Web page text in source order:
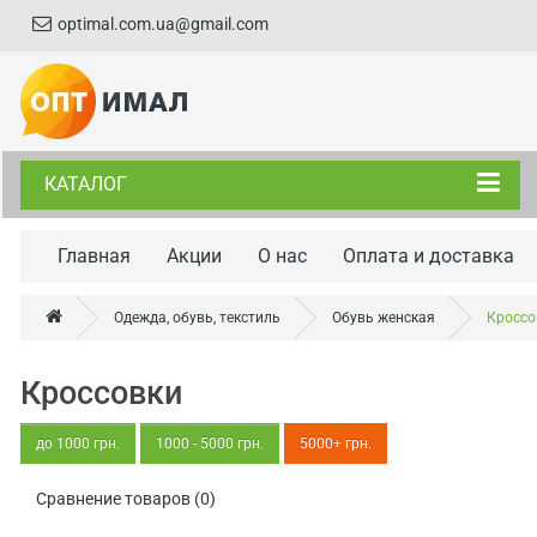
optimal.com.ua@gmail.com
КАТАЛОГ
Главная Акции О нас Оплата и доставка
Одежда, обувь, текстиль Обувь женская
Кроссовки
до 1000 грн. 1000 - 5000 грн. 5000+ грн.
Сравнение товаров (0)